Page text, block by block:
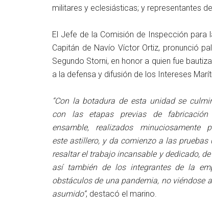
militares y eclesiásticas; y representantes
El Jefe de la Comisión de Inspección
Capitán de Navío Víctor Ortiz, pronunció
Segundo Storni, en honor a quien fue
a la defensa y difusión de los Intereses
“Con la botadura de esta unidad se
con las etapas previas de
ensamble, realizados minuciosamente
este astillero, y da comienzo a las
resaltar el trabajo incansable y dedicado,
así también de los integrantes de la
obstáculos de una pandemia, no viéndose
asumido”, destacó el marino.